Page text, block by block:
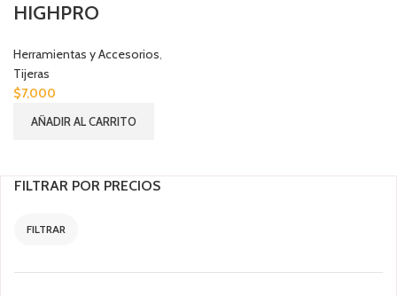
FILTRAR POR PRECIOS
FILTRAR
HIGHPRO
Herramientas y Accesorios,
Tijeras
$7,000
AÑADIR AL CARRITO